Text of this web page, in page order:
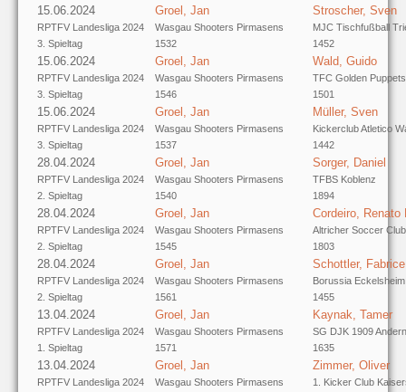
15.06.2024
RPTFV Landesliga 2024
3. Spieltag
Groel, Jan
Wasgau Shooters Pirmasens
1532
Stroscher, Sven
MJC Tischfußball
1452
15.06.2024
RPTFV Landesliga 2024
3. Spieltag
Groel, Jan
Wasgau Shooters Pirmasens
1546
Wald, Guido
TFC Golden Puppets
1501
15.06.2024
RPTFV Landesliga 2024
3. Spieltag
Groel, Jan
Wasgau Shooters Pirmasens
1537
Müller, Sven
Kickerclub Atletico
1442
28.04.2024
RPTFV Landesliga 2024
2. Spieltag
Groel, Jan
Wasgau Shooters Pirmasens
1540
Sorger, Daniel
TFBS Koblenz
1894
28.04.2024
RPTFV Landesliga 2024
2. Spieltag
Groel, Jan
Wasgau Shooters Pirmasens
1545
Cordeiro, Renato
Altricher Soccer Club
1803
28.04.2024
RPTFV Landesliga 2024
2. Spieltag
Groel, Jan
Wasgau Shooters Pirmasens
1561
Schottler, Fabrice
Borussia
1455
13.04.2024
RPTFV Landesliga 2024
1. Spieltag
Groel, Jan
Wasgau Shooters Pirmasens
1571
Kaynak, Tamer
SG DJK 1909
1635
13.04.2024
RPTFV Landesliga 2024
Groel, Jan
Wasgau Shooters Pirmasens
Zimmer, Oliver
1. Kicker Club